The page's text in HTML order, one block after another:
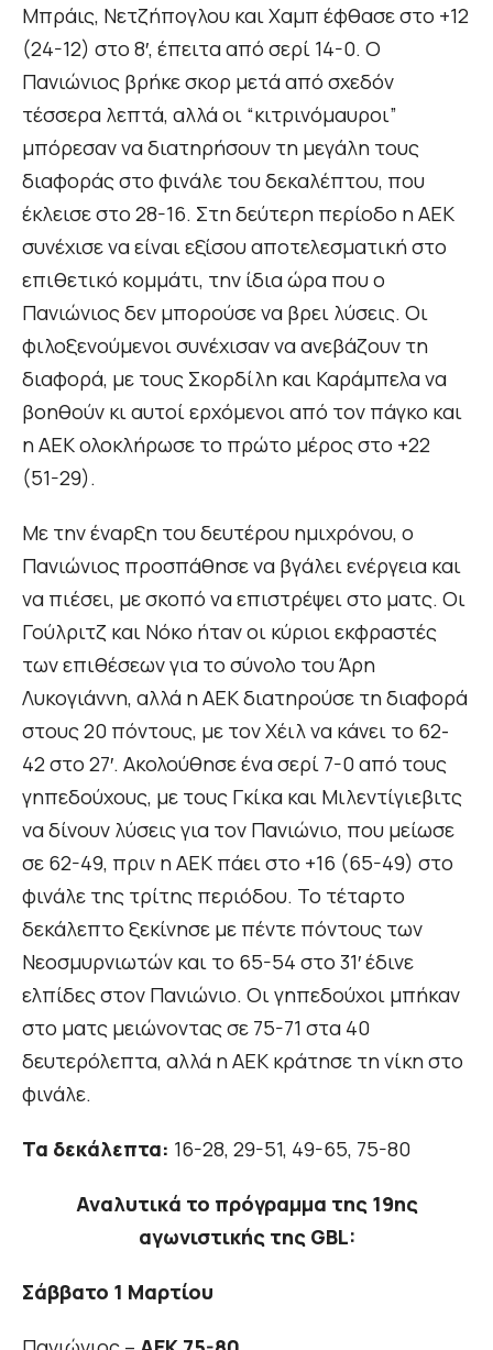
Μπράις, Νετζήπογλου και Χαμπ έφθασε στο +12
(24-12) στο 8′, έπειτα από σερί 14-0. Ο
Πανιώνιος βρήκε σκορ μετά από σχεδόν
τέσσερα λεπτά, αλλά οι “κιτρινόμαυροι”
μπόρεσαν να διατηρήσουν τη μεγάλη τους
διαφοράς στο φινάλε του δεκαλέπτου, που
έκλεισε στο 28-16. Στη δεύτερη περίοδο η ΑΕΚ
συνέχισε να είναι εξίσου αποτελεσματική στο
επιθετικό κομμάτι, την ίδια ώρα που ο
Πανιώνιος δεν μπορούσε να βρει λύσεις. Οι
φιλοξενούμενοι συνέχισαν να ανεβάζουν τη
διαφορά, με τους Σκορδίλη και Καράμπελα να
βοηθούν κι αυτοί ερχόμενοι από τον πάγκο και
η ΑΕΚ ολοκλήρωσε το πρώτο μέρος στο +22
(51-29).
Με την έναρξη του δευτέρου ημιχρόνου, ο
Πανιώνιος προσπάθησε να βγάλει ενέργεια και
να πιέσει, με σκοπό να επιστρέψει στο ματς. Οι
Γούλριτζ και Νόκο ήταν οι κύριοι εκφραστές
των επιθέσεων για το σύνολο του Άρη
Λυκογιάννη, αλλά η ΑΕΚ διατηρούσε τη διαφορά
στους 20 πόντους, με τον Χέιλ να κάνει το 62-
42 στο 27′. Ακολούθησε ένα σερί 7-0 από τους
γηπεδούχους, με τους Γκίκα και Μιλεντίγιεβιτς
να δίνουν λύσεις για τον Πανιώνιο, που μείωσε
σε 62-49, πριν η ΑΕΚ πάει στο +16 (65-49) στο
φινάλε της τρίτης περιόδου. Το τέταρτο
δεκάλεπτο ξεκίνησε με πέντε πόντους των
Νεοσμυρνιωτών και το 65-54 στο 31′ έδινε
ελπίδες στον Πανιώνιο. Οι γηπεδούχοι μπήκαν
στο ματς μειώνοντας σε 75-71 στα 40
δευτερόλεπτα, αλλά η ΑΕΚ κράτησε τη νίκη στο
φινάλε.
Τα δεκάλεπτα: 16-28, 29-51, 49-65, 75-80
Αναλυτικά το πρόγραμμα της 19ης
αγωνιστικής της GBL:
Σάββατο 1 Μαρτίου